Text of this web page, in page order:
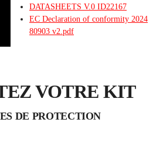
DATASHEETS V.0 ID22167
EC Declaration of conformity 2024-
80903 v2.pdf
VOTRE KIT
DE PROTECTION